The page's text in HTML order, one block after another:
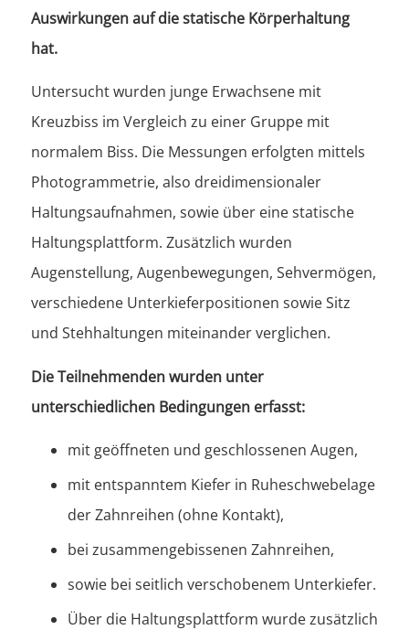
Auswirkungen auf die statische Körperhaltung
hat.
Untersucht wurden junge Erwachsene mit
Kreuzbiss im Vergleich zu einer Gruppe mit
normalem Biss. Die Messungen erfolgten mittels
Photogrammetrie, also dreidimensionaler
Haltungsaufnahmen, sowie über eine statische
Haltungsplattform. Zusätzlich wurden
Augenstellung, Augenbewegungen, Sehvermögen,
verschiedene Unterkieferpositionen sowie Sitz
und Stehhaltungen miteinander verglichen.
Die Teilnehmenden wurden unter
unterschiedlichen Bedingungen erfasst:
mit geöffneten und geschlossenen Augen,
mit entspanntem Kiefer in Ruheschwebelage
der Zahnreihen (ohne Kontakt),
bei zusammengebissenen Zahnreihen,
sowie bei seitlich verschobenem Unterkiefer.
Über die Haltungsplattform wurde zusätzlich